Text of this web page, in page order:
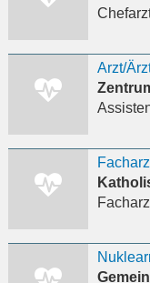
Arzt/